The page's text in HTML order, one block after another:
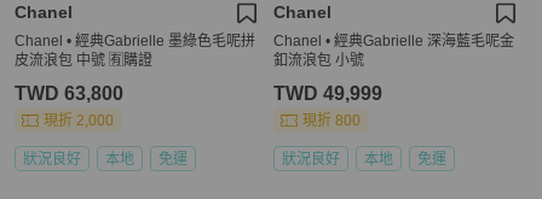
Chanel
Chanel • 經典Gabrielle 墨綠色毛呢拼
皮流浪包 中號 🈶購證
TWD 63,800
現折 2,000
狀況良好 本地 免運
Chanel
Chanel • 經典Gabrielle 深海藍毛呢金
釦流浪包 小號
TWD 49,999
現折 800
狀況良好 本地 免運